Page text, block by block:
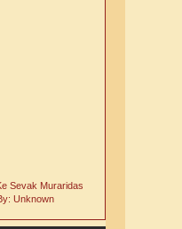
Sevak Muraridas
Unknown